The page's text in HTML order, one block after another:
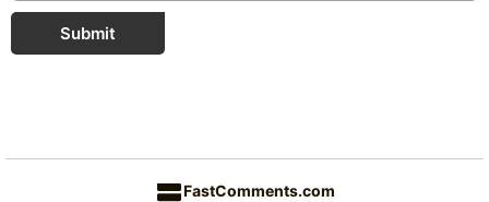
Submit
FastComments.com